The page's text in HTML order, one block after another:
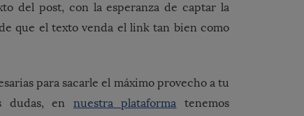
del post, con la esperanza de captar la
que el texto venda el link tan bien como
para sacarle el máximo provecho a tu
dudas, en nuestra plataforma tenemos